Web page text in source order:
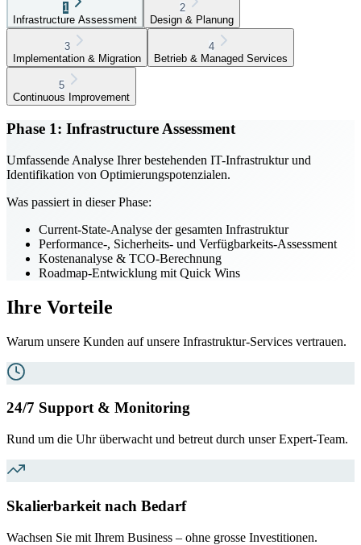
1
Infrastructure Assessment
2
Design & Planung
3
Implementation & Migration
4
Betrieb & Managed Services
5
Continuous Improvement
Phase 1: Infrastructure Assessment
Umfassende Analyse Ihrer bestehenden IT-Infrastruktur und
Identifikation von Optimierungspotenzialen.
Was passiert in dieser Phase:
Current-State-Analyse der gesamten Infrastruktur
Performance-, Sicherheits- und Verfügbarkeits-Assessment
Kostenanalyse & TCO-Berechnung
Roadmap-Entwicklung mit Quick Wins
Ihre Vorteile
Warum unsere Kunden auf unsere Infrastruktur-Services vertrauen.
24/7 Support & Monitoring
Rund um die Uhr überwacht und betreut durch unser Expert-Team.
Skalierbarkeit nach Bedarf
Wachsen Sie mit Ihrem Business – ohne grosse Investitionen.